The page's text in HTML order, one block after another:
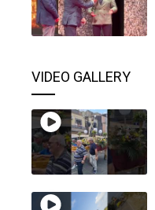
VIDEO GALLERY